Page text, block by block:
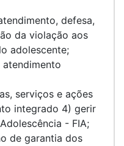
defesa,
da violação aos
adolescente;
serviços e ações
integrado 4) gerir
- FIA;
de garantia dos